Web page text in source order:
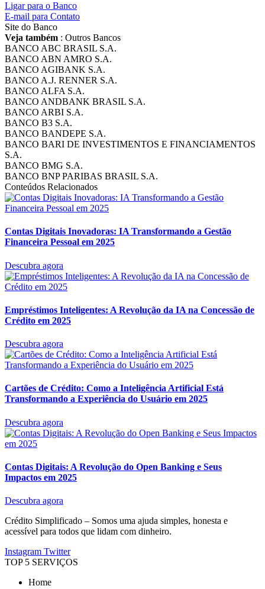
Ligar para o Banco
E-mail para Contato
Site do Banco
Veja também : Outros Bancos
BANCO ABC BRASIL S.A.
BANCO ABN AMRO S.A.
BANCO AGIBANK S.A.
BANCO A.J. RENNER S.A.
BANCO ALFA S.A.
BANCO ANDBANK BRASIL S.A.
BANCO ARBI S.A.
BANCO B3 S.A.
BANCO BANDEPE S.A.
BANCO BARI DE INVESTIMENTOS E FINANCIAMENTOS
S.A.
BANCO BMG S.A.
BANCO BNP PARIBAS BRASIL S.A.
Conteúdos Relacionados
Contas Digitais Inovadoras: IA Transformando a Gestão
Financeira Pessoal em 2025
Descubra agora
Empréstimos Inteligentes: A Revolução da IA na Concessão de
Crédito em 2025
Descubra agora
Cartões de Crédito: Como a Inteligência Artificial Está
Transformando a Experiência do Usuário em 2025
Descubra agora
Contas Digitais: A Revolução do Open Banking e Seus
Impactos em 2025
Descubra agora
Crédito Simplificado – Somos uma ajuda simples, honesta e
acessível para todos que lidam com dinheiro.
Instagram Twitter
TOP 5 SERVIÇOS
Home